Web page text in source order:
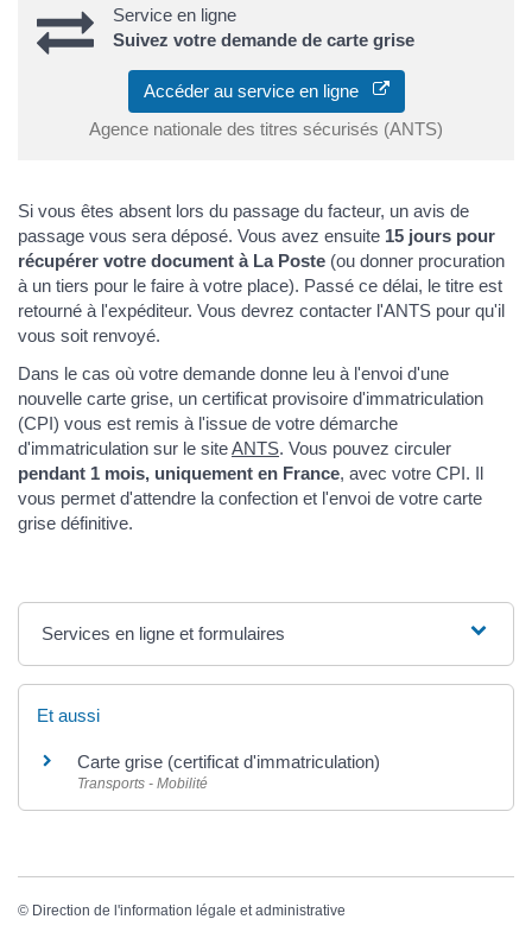
Service en ligne
Suivez votre demande de carte grise
Accéder au service en ligne
Agence nationale des titres sécurisés (ANTS)
Si vous êtes absent lors du passage du facteur, un avis de
passage vous sera déposé. Vous avez ensuite 15 jours pour
récupérer votre document à La Poste (ou donner procuration
à un tiers pour le faire à votre place). Passé ce délai, le titre est
retourné à l'expéditeur. Vous devrez contacter l'ANTS pour qu'il
vous soit renvoyé.
Dans le cas où votre demande donne leu à l'envoi d'une
nouvelle carte grise, un certificat provisoire d'immatriculation
(CPI) vous est remis à l'issue de votre démarche
d'immatriculation sur le siteANTS. Vous pouvez circuler
pendant 1 mois, uniquement en France, avec votre CPI. Il
vous permet d'attendre la confection et l'envoi de votre carte
grise définitive.
Services en ligne et formulaires
Et aussi
Carte grise (certificat d'immatriculation)
Transports - Mobilité
© Direction de l'information légale et administrative